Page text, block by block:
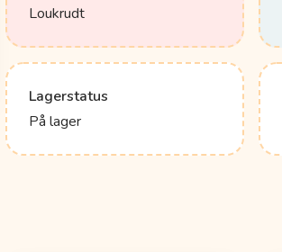
Loukrudt
Lagerstatus
På lager